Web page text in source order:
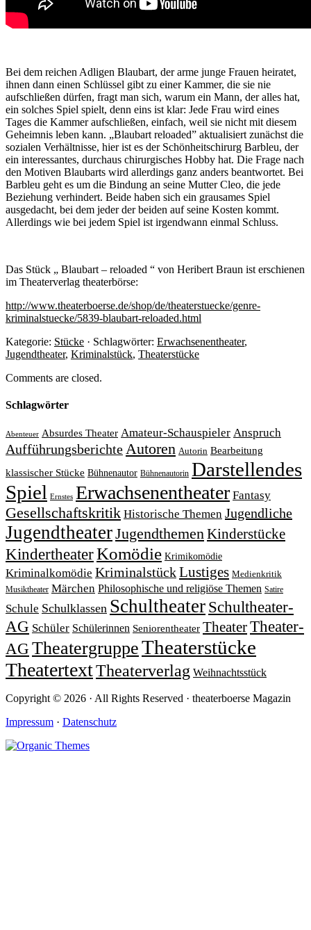
Bei dem reichen Adligen Blaubart, der arme junge Frauen heiratet,
ihnen dann einen Schlüssel gibt zu einer Kammer, die sie nie
aufschließen dürfen, fragt man sich, warum ein Mann, der alles hat,
ein solches Spiel spielt, denn eins ist klar: Jede Frau wird eines
Tages die Kammer aufschließen, einfach, weil sie nicht mit diesem
Geheimnis leben kann. „Blaubart reloaded” aktualisiert zunächst die
sozialen Verhältnisse, hier ist es der Schönheitschirurg Barbleu, der
ein interessantes, durchaus chirurgisches Hobby hat. Die Frage nach
den Motiven Blaubarts wird allerdings ganz anders beantwortet. Bei
Barbleu geht es um die Bindung an seine Mutter Cleo, die jede
Beziehung verhindert. Beide haben sich ein grausames Spiel
ausgedacht, bei dem jeder der beiden auf seine Kosten kommt.
Allerdings wie bei jedem Spiel ist irgendwann einmal Schluss.
Das Stück „ Blaubart – reloaded “ von Heribert Braun ist erschienen
im Theaterverlag theaterbörse:
http://www.theaterboerse.de/shop/de/theaterstuecke/genre-
kriminalstuecke/5839-blaubart-reloaded.html
Kategorie: Stücke · Schlagwörter: Erwachsenentheater,
Jugendtheater, Kriminalstück, Theaterstücke
Comments are closed.
Schlagwörter
Abenteuer Absurdes Theater Amateur-Schauspieler Anspruch
AufführungsberichteAutoren Autorin Bearbeitung
klassischer Stücke Bühnenautor Bühnenautorin Darstellendes
Spiel Ernstes Erwachsenentheater Fantasy
Gesellschaftskritik Historische Themen Jugendliche
JugendtheaterJugendthemenKinderstücke
KindertheaterKomödie Krimikomödie
Kriminalkomödie KriminalstückLustiges Medienkritik
Musiktheater Märchen Philosophische und religiöse Themen Satire
Schule Schulklassen Schultheater Schultheater-
AG Schüler Schülerinnen Seniorentheater TheaterTheater-
AGTheatergruppeTheaterstücke
TheatertextTheaterverlag Weihnachtsstück
Copyright © 2026 · All Rights Reserved · theaterboerse Magazin
Impressum · Datenschutz